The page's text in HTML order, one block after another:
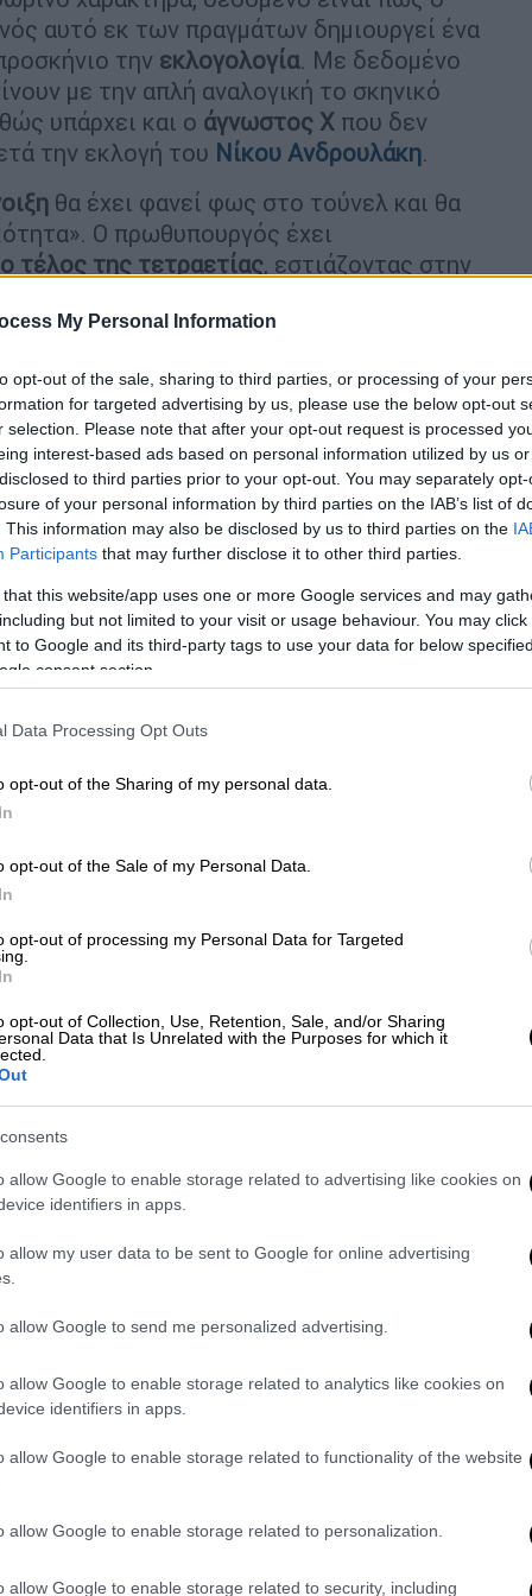
My Personal Information
opt-out of the sale, sharing to third parties, or processing of your
for targeted advertising by us, please use the below opt-out
selection. Please note that after your opt-out request is processed
interest-based ads based on personal information utilized by us
to third parties prior to your opt-out. You may separately
of your personal information by third parties on the IAB’s list of
This information may also be disclosed by us to third parties on the
Participants that may further disclose it to other third parties.
that this website/app uses one or more Google services and may
but not limited to your visit or usage behaviour. You may
to Google and its third-party tags to use your data for below
consent section.
Data Processing Opt Outs
opt-out of the Sharing of my personal data.
opt-out of the Sale of my Personal Data.
opt-out of processing my Personal Data for Targeted
opt-out of Collection, Use, Retention, Sale, and/or Sharing
Data that Is Unrelated with the Purposes for which it
allow Google to enable storage related to advertising like cookies on
identifiers in apps.
allow my user data to be sent to Google for online advertising
allow Google to send me personalized advertising.
allow Google to enable storage related to analytics like cookies on
identifiers in apps.
allow Google to enable storage related to functionality of the website
allow Google to enable storage related to personalization.
allow Google to enable storage related to security, including
αυτό εκ των πραγμάτων δημιουργεί ένα
την εκλογολογία. Με δεδομένο
με την απλή αναλογική το σκηνικό
υπάρχει και ο άγνωστος Χ που δεν
την εκλογή του Νίκου Ανδρουλάκη.
θα έχει φανεί φως στο τούνελ και θα
Ο πρωθυπουργός έχει
τέλος της τετραετίας, εστιάζοντας στην
της
να μην μπορεί με άνεση να ξεδιπλωθεί
η Νέα Δημοκρατία. Την ίδια
την αντιμετώπιση των οικονομικών
απειλούν τη δημοσιονομική …
όπου εκκρεμεί η συζήτηση για το
για πρόωρη προσφυγή στις κάλπες
και αναμένεται αποκλιμάκωση της
Οι υποστηρικτές αυτής της άποψης
να διεκδικήσει μια
πως οι εκλογές θα γίνουν με
αβεβαιότητα και μάλιστα σε
να πάρει μπροστά λόγωτουρισμού
που η πανδημία καλπάζει. Με
δημοσκοπήσεις της νέας χρονιάς, όπου
τα «γαλάζια » ποσοστά.
μια εικόνα σιγουριάς όσο διατηρείται
μια υποχώρηση των ποσοστών
επόμενη ημέρα. Ο Κ. Μητσοτάκης έχει
εκλογές σε περίπτωση που η Νέα
το 2020 - και ο οποίος θα ισχύσει
κόμμα για να έχειαυτοδυναμία πρέπει
με 38%
. Ποσοστό πάντως που δεν είναι
151 εδρών εξαρτάται και από τις
μείνουν εκτός Βουλής.
κέντρο
θα αποτελέσουν οι λεγόμενοι
που μαζικά στράφηκαν προς
αναμέτρηση, ωστόσο δεν πρέπει να
κέντρου- με έντονοαντι-ΣΥΡΙΖΑ
επέλεξε τη Νέα Δημοκρατία,